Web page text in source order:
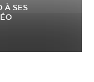
À SES